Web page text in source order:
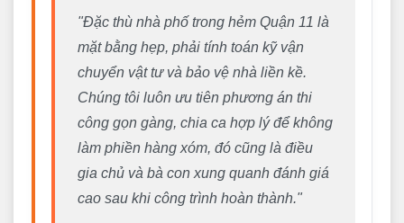
"Đặc thù nhà phố trong hẻm Quận 11 là
mặt bằng hẹp, phải tính toán kỹ vận
chuyển vật tư và bảo vệ nhà liền kề.
Chúng tôi luôn ưu tiên phương án thi
công gọn gàng, chia ca hợp lý để không
làm phiền hàng xóm, đó cũng là điều
gia chủ và bà con xung quanh đánh giá
cao sau khi công trình hoàn thành."